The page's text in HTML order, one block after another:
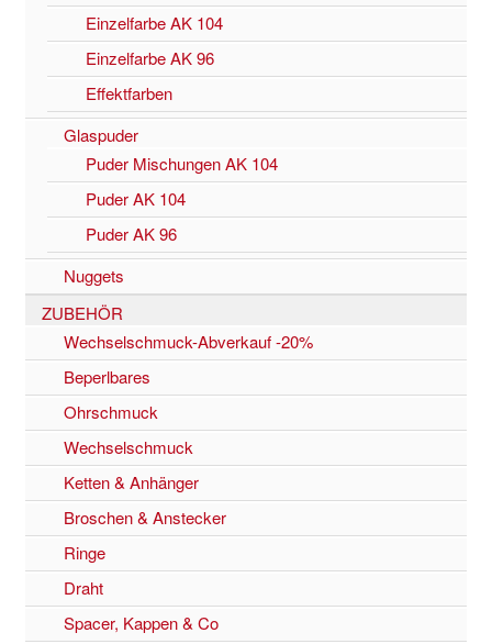
Einzelfarbe AK 104
Einzelfarbe AK 96
Effektfarben
Glaspuder
Puder Mischungen AK 104
Puder AK 104
Puder AK 96
Nuggets
ZUBEHÖR
Wechselschmuck-Abverkauf -20%
Beperlbares
Ohrschmuck
Wechselschmuck
Ketten & Anhänger
Broschen & Anstecker
Ringe
Draht
Spacer, Kappen & Co